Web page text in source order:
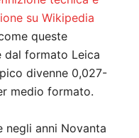
su Wikipedia
queste
dal formato Leica
divenne 0,027-
medio formato.
negli anni Novanta